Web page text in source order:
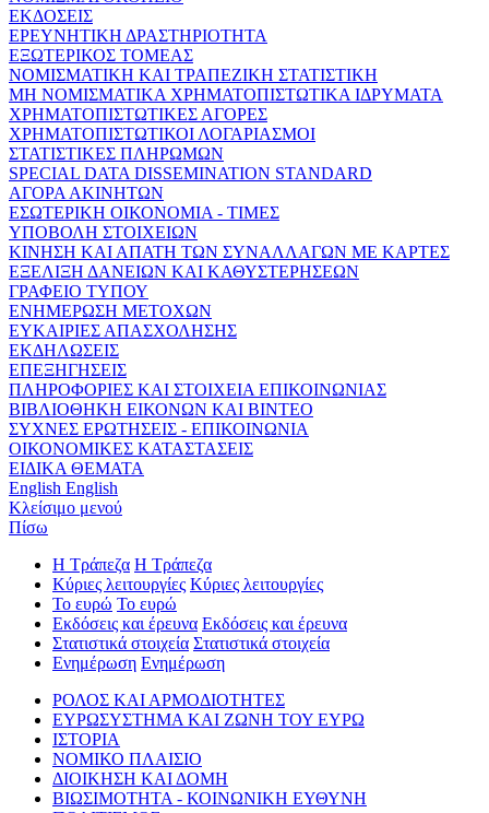
ΕΚΔΟΣΕΙΣ
ΕΡΕΥΝΗΤΙΚΗ ΔΡΑΣΤΗΡΙΟΤΗΤΑ
ΕΞΩΤΕΡΙΚΟΣ ΤΟΜΕΑΣ
ΝΟΜΙΣΜΑΤΙΚΗ ΚΑΙ ΤΡΑΠΕΖΙΚΗ ΣΤΑΤΙΣΤΙΚΗ
ΜΗ ΝΟΜΙΣΜΑΤΙΚΑ ΧΡΗΜΑΤΟΠΙΣΤΩΤΙΚΑ ΙΔΡΥΜΑΤΑ
ΧΡΗΜΑΤΟΠΙΣΤΩΤΙΚΕΣ ΑΓΟΡΕΣ
ΧΡΗΜΑΤΟΠΙΣΤΩΤΙΚΟΙ ΛΟΓΑΡΙΑΣΜΟΙ
ΣΤΑΤΙΣΤΙΚΕΣ ΠΛΗΡΩΜΩΝ
SPECIAL DATA DISSEMINATION STANDARD
ΑΓΟΡΑ ΑΚΙΝΗΤΩΝ
ΕΣΩΤΕΡΙΚΗ ΟΙΚΟΝΟΜΙΑ - ΤΙΜΕΣ
ΥΠΟΒΟΛΗ ΣΤΟΙΧΕΙΩΝ
ΚΙΝΗΣΗ ΚΑΙ ΑΠΑΤΗ ΤΩΝ ΣΥΝΑΛΛΑΓΩΝ ΜΕ ΚΑΡΤΕΣ
ΕΞΕΛΙΞΗ ΔΑΝΕΙΩΝ ΚΑΙ ΚΑΘΥΣΤΕΡΗΣΕΩΝ
ΓΡΑΦΕΙΟ ΤΥΠΟΥ
ΕΝΗΜΕΡΩΣΗ ΜΕΤΟΧΩΝ
ΕΥΚΑΙΡΙΕΣ ΑΠΑΣΧΟΛΗΣΗΣ
ΕΚΔΗΛΩΣΕΙΣ
ΕΠΕΞΗΓΗΣΕΙΣ
ΠΛΗΡΟΦΟΡΙΕΣ ΚΑΙ ΣΤΟΙΧΕΙΑ ΕΠΙΚΟΙΝΩΝΙΑΣ
ΒΙΒΛΙΟΘΗΚΗ ΕΙΚΟΝΩΝ ΚΑΙ ΒΙΝΤΕΟ
ΣΥΧΝΕΣ ΕΡΩΤΗΣΕΙΣ - ΕΠΙΚΟΙΝΩΝΙΑ
ΟΙΚΟΝΟΜΙΚΕΣ ΚΑΤΑΣΤΑΣΕΙΣ
ΕΙΔΙΚΑ ΘΕΜΑΤΑ
English English
Κλείσιμο μενού
Πίσω
Η Τράπεζα Η Τράπεζα
Κύριες λειτουργίες Κύριες λειτουργίες
Το ευρώ Το ευρώ
Εκδόσεις και έρευνα Εκδόσεις και έρευνα
Στατιστικά στοιχεία Στατιστικά στοιχεία
Ενημέρωση Ενημέρωση
ΡΟΛΟΣ ΚΑΙ ΑΡΜΟΔΙΟΤΗΤΕΣ
ΕΥΡΩΣΥΣΤΗΜΑ ΚΑΙ ΖΩΝΗ ΤΟΥ ΕΥΡΩ
ΙΣΤΟΡΙΑ
ΝΟΜΙΚΟ ΠΛΑΙΣΙΟ
ΔΙΟΙΚΗΣΗ ΚΑΙ ΔΟΜΗ
ΒΙΩΣΙΜΟΤΗΤΑ - ΚΟΙΝΩΝΙΚΗ ΕΥΘΥΝΗ